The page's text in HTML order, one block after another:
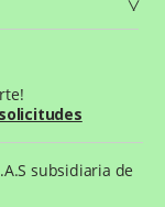
subsidiaria de